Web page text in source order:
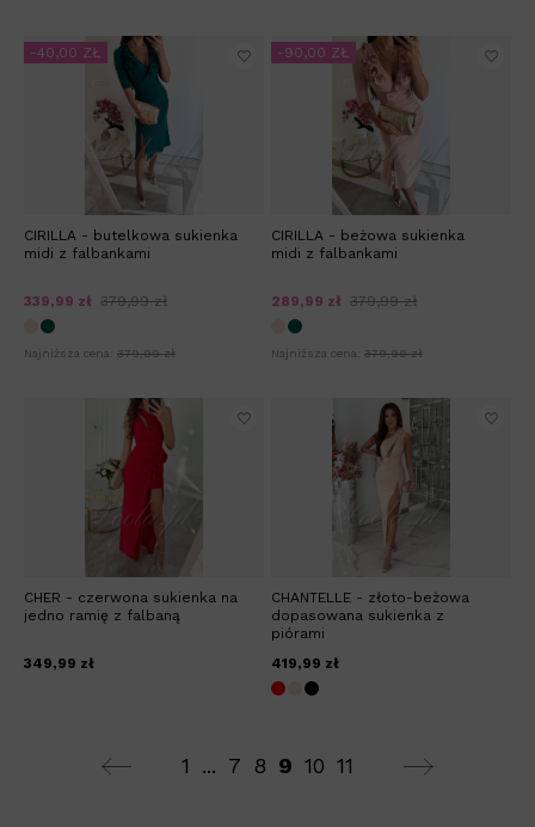
CIRILLA - butelkowa sukienka
midi z falbankami
339,99 zł 379,99 zł
Najniższa cena: 379,99 zł
-40,00 ZŁ
CIRILLA - beżowa sukienka
midi z falbankami
289,99 zł 379,99 zł
Najniższa cena: 379,99 zł
-90,00 ZŁ
CHER - czerwona sukienka na
jedno ramię z falbaną
349,99 zł
CHANTELLE - złoto-beżowa
dopasowana sukienka z
piórami
419,99 zł
1 ... 7 8 9 10 11